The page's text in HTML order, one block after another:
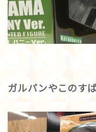
ガルパンやこのす